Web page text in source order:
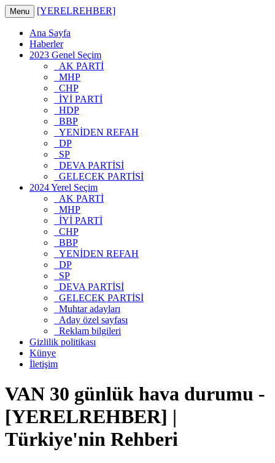
Menu [YERELREHBER]
Ana Sayfa
Haberler
2023 Genel Seçim
AK PARTİ
MHP
CHP
İYİ PARTİ
HDP
BBP
YENİDEN REFAH
DP
SP
DEVA PARTİSİ
GELECEK PARTİSİ
2024 Yerel Seçim
AK PARTİ
MHP
İYİ PARTİ
CHP
BBP
YENİDEN REFAH
DP
SP
DEVA PARTİSİ
GELECEK PARTİSİ
Muhtar adayları
Aday özel sayfası
Reklam bilgileri
Gizlilik politikası
Künye
İletişim
VAN 30 günlük hava durumu -
[YERELREHBER] |
Türkiye'nin Rehberi